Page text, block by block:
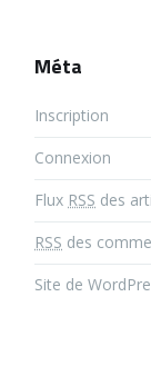
Méta
Inscription
Connexion
Flux RSS des
RSS des
Site de